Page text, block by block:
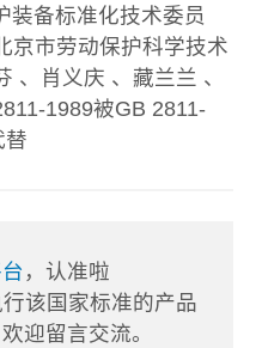
装备标准化技术委员
京市劳动保护科学技术
、肖义庆 、藏兰兰 、
1989被GB 2811-
替
，认准啦
该国家标准的产品
迎留言交流。